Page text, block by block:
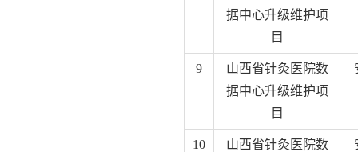
据中心升级维护项
目
9
山西省针灸医院数
据中心升级维护项
目
10
山西省针灸医院数